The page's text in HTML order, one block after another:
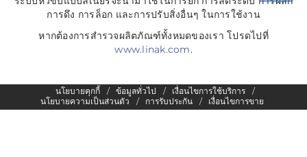
การดึง การล็อก และการปรับสิ่งอื่นๆ ในการใช้งาน
หากต้องการสำรวจผลิตภัณฑ์ทั้งหมดของเรา โปรดไปที่
www.linak.com.
นโยบายคุกกี้ ข้อมูลทั่วไป
เงื่อนไขการใช้บริการ
นโยบายความเป็นส่วนตัว
การรับประกัน เงื่อนไขการขาย